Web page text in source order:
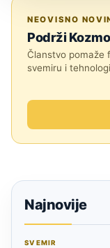
NEOVISNO
Podrži
Članstvo pomaže
svemiru i
Najnovije
SVEMIR